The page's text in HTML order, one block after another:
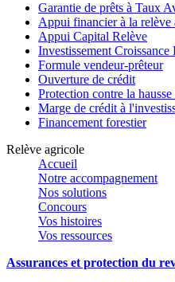
Garantie de prêts à Taux
Appui financier à la relève
Appui Capital Relève
Investissement Croissance
Formule vendeur-prêteur
Ouverture de crédit
Protection contre la
Marge de crédit à
Financement forestier
Relève agricole
Accueil
Notre accompagnement
Nos solutions
Concours
Vos histoires
Vos ressources
Assurances et protection du